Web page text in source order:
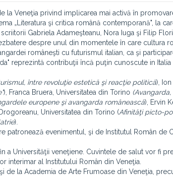
la Veneţia privind implicarea mai activă în
„Literatura şi critica română contemporană", la
Gabriela Adameşteanu, Nora Iuga şi Filip
despre unul din momentele în care cultura
româneşti cu futurismul italian, ca şi
reprezintă contribuţii încă puţin cunoscute in Italia
între revoluţie estetică şi reacţie politică), Ion
), Franca Bruera, Universitatea din Torino (Avangarda,
europene şi avangarda românească), Ervin
Universitatea din Torino (Afinităţi picto-
).
patronează evenimentul, şi de Institutul Român de
a Universităţii veneţiene. Cuvintele de salut vor fi
interimar al Institutului Român din Veneţia.
de la Academia de Arte Frumoase din Veneţia,